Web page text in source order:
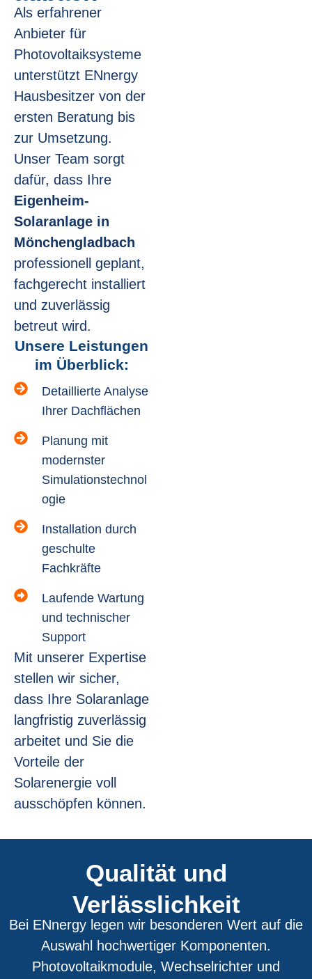
Als erfahrener
Anbieter für
Photovoltaiksysteme
unterstützt ENnergy
Hausbesitzer von der
ersten Beratung bis
zur Umsetzung.
Unser Team sorgt
dafür, dass Ihre
Eigenheim-
Solaranlage in
Mönchengladbach
professionell geplant,
fachgerecht installiert
und zuverlässig
betreut wird.
Unsere Leistungen
im Überblick:
Detaillierte Analyse
Ihrer Dachflächen
Planung mit
modernster
Simulationstechnol
ogie
Installation durch
geschulte
Fachkräfte
Laufende Wartung
und technischer
Support
Mit unserer Expertise
stellen wir sicher,
dass Ihre Solaranlage
langfristig zuverlässig
arbeitet und Sie die
Vorteile der
Solarenergie voll
ausschöpfen können.
Qualität und
Verlässlichkeit
Bei ENnergy legen wir besonderen Wert auf die
Auswahl hochwertiger Komponenten.
Photovoltaikmodule, Wechselrichter und